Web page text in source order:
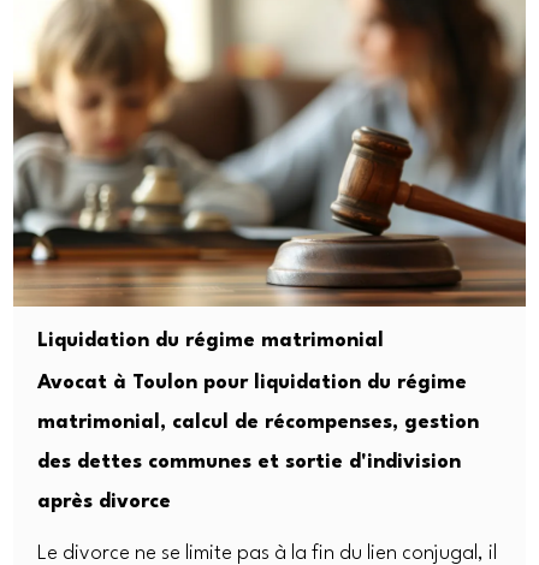
Liquidation du régime matrimonial
Avocat à Toulon pour liquidation du régime
matrimonial, calcul de récompenses, gestion
des dettes communes et sortie d'indivision
après divorce
Le divorce ne se limite pas à la fin du lien conjugal, il